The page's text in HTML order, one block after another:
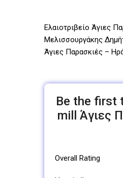
Ελαιοτριβείο Άγιες
Μελισσουργάκης
Άγιες Παρασκιές –
Be the first
mill Άγιες
Overall Rating